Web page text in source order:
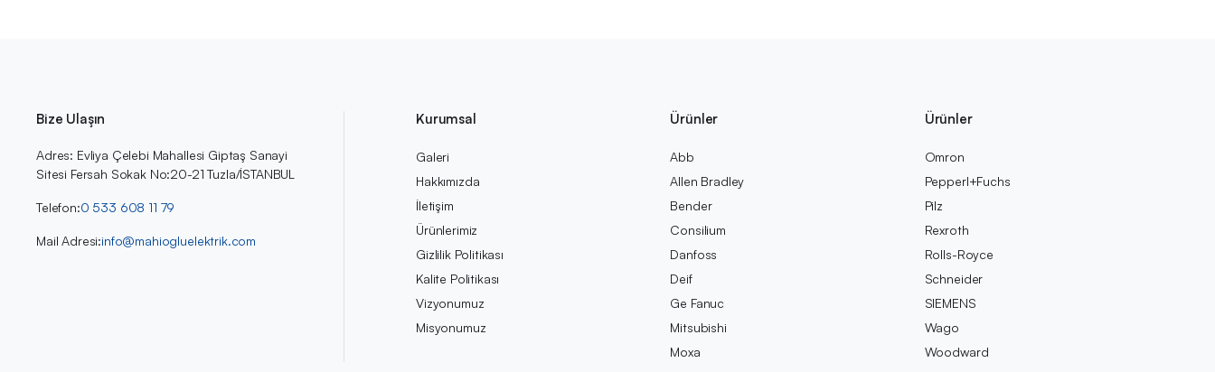
Bize Ulaşın
Adres: Evliya Çelebi Mahallesi Giptaş Sanayi
Sitesi Fersah Sokak No:20-21 Tuzla/İSTANBUL
Telefon:0 533 608 11 79
Mail Adresi:info@mahiogluelektrik.com
Kurumsal
Galeri
Hakkımızda
İletişim
Ürünlerimiz
Gizlilik Politikası
Kalite Politikası
Vizyonumuz
Misyonumuz
Ürünler
Abb
Allen Bradley
Bender
Consilium
Danfoss
Deif
Ge Fanuc
Mitsubishi
Moxa
Ürünler
Omron
Pepperl+Fuchs
Pilz
Rexroth
Rolls-Royce
Schneider
SIEMENS
Wago
Woodward